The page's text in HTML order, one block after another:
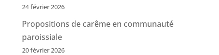
24 février 2026
Propositions de carême en communauté
paroissiale
20 février 2026